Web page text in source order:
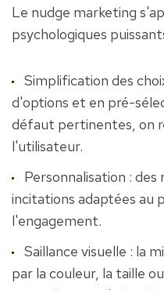
Le nudge marketing
psychologiques
Simplification des
d'options et en pré-
défaut pertinentes, on
l'utilisateur.
Personnalisation :
incitations adaptées au
l'engagement.
Saillance visuelle : la
par la couleur, la taille